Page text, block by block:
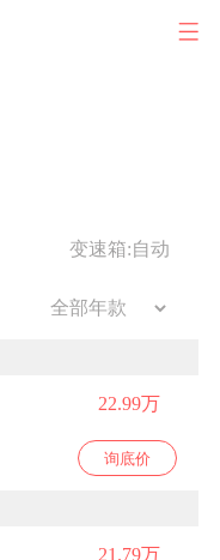
变速箱:自动
22.99万
询底价
21.79万